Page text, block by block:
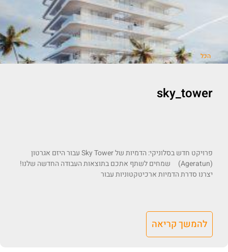
הכל
sky_tower
פרויקט חדש בסלוניקי: הדמיות של Sky Tower עבור היזם אגרטון
(Ageratun) שמחים לשתף אתכם בתוצאות העבודה החדשה שלנו!
יצרנו סדרת הדמיות ארכיטקטוניות עבור
להמשך קריאה